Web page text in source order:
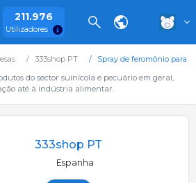
211.976
Utilizadores
333shop PT
Spray de feromônio para
do sector suinícola e pecuário em geral,
até à indústria alimentar.
333shop PT
Espanha